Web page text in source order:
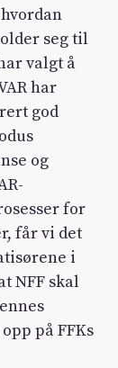
seg til
valgt å
har
god
og
for
får vi det
i
NFF skal
på FFKs